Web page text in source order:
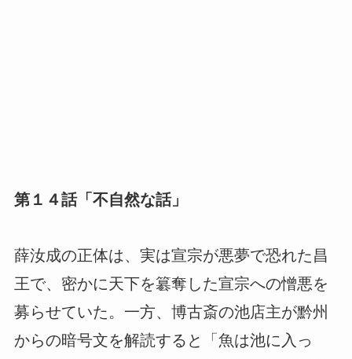
第１４話「不自然な話」
薛汝成の正体は、実は宣宗が悪夢で恐れた昌
王で、密かに天下を簒奪した宣宗への憎悪を
募らせていた。一方、博古斎の池店主が黔州
からの暗号文を解読すると「魚は池に入っ